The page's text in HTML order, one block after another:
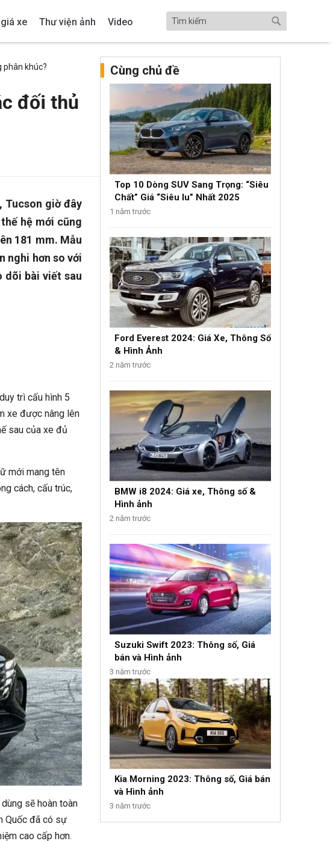
xe Thư viện ảnh Video
phân khúc?
đối thủ
Tucson giờ đây
hệ mới cũng
181 mm. Mẫu
nghi hơn so với
dõi bài viết sau
trì cấu hình 5
xe được nâng lên
sau của xe đủ
mới mang tên
cách, cấu trúc,
sẽ hoàn toàn
Quốc đã có sự
cao cấp hơn.
Cùng chủ đề
Top 10 Dòng SUV Sang Trọng: “Siêu
Chất” Giá “Siêu Iu” Nhất 2025
1 năm trước
Ford Everest 2024: Giá Xe, Thông Số
& Hình Ảnh
2 năm trước
BMW i8 2024: Giá xe, Thông số &
Hình ảnh
2 năm trước
Suzuki Swift 2023: Thông số, Giá
bán và Hình ảnh
3 năm trước
Kia Morning 2023: Thông số, Giá bán
và Hình ảnh
3 năm trước